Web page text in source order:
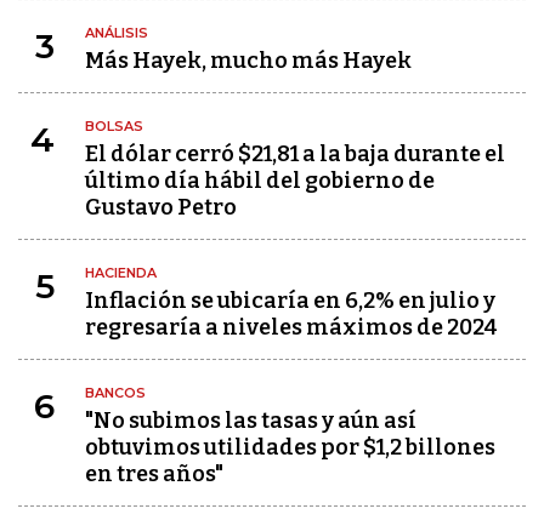
3 ANÁLISIS
Más Hayek, mucho más Hayek
4 BOLSAS
El dólar cerró $21,81 a la baja durante el
último día hábil del gobierno de
Gustavo Petro
5 HACIENDA
Inflación se ubicaría en 6,2% en julio y
regresaría a niveles máximos de 2024
6 BANCOS
"No subimos las tasas y aún así
obtuvimos utilidades por $1,2 billones
en tres años"